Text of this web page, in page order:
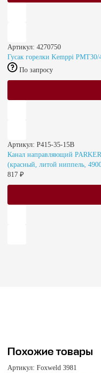
Артикул: 4270750
Гусак горелки Kemppi PMT30/
По запросу
Артикул: P415-35-15B
Канал направляющий
(красный, литой ниппель,
817 ₽
Похожие товары
Артикул: Foxweld 3981